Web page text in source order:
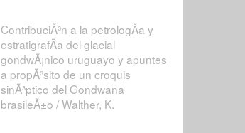
ContribuciÃ³n a la petrologÃ­a y
estratigrafÃ­a del glacial
gondwÃ¡nico uruguayo y apuntes
a propÃ³sito de un croquis
sinÃ³ptico del Gondwana
brasileÃ±o / Walther, K.